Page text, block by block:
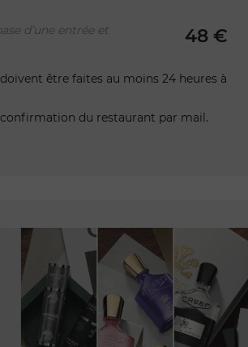
d’une entrée et
48 €
être faites au moins 24 heures à
confirmation du restaurant par mail.